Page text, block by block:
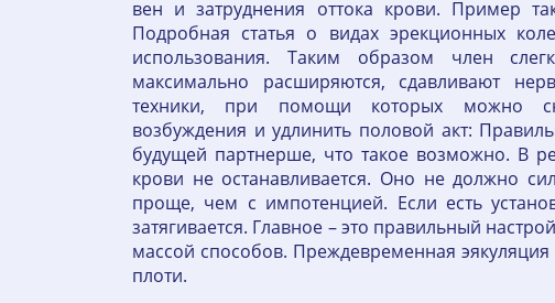
вен и затруднения оттока крови. Пример
Подробная статья о видах эрекционных
использования. Таким образом член
максимально расширяются, сдавливают
техники, при помощи которых можно
возбуждения и удлинить половой акт:
будущей партнерше, что такое возможно. В
крови не останавливается. Оно не должно
проще, чем с импотенцией. Если есть
затягивается. Главное – это правильный
массой способов. Преждевременная
плоти.